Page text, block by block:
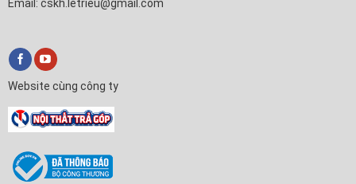
Email: cskh.letrieu@gmail.com
Website cùng công ty
Nội Thất Trả Góp
Xin chào! Em là